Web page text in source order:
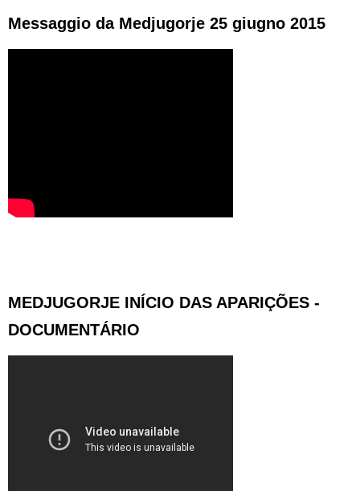
Messaggio da Medjugorje 25 giugno 2015
MEDJUGORJE INÍCIO DAS APARIÇÕES -
DOCUMENTÁRIO